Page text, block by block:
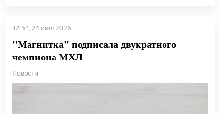
12:51, 21 июл 2026
"Магнитка" подписала двукратного
чемпиона МХЛ
Новости